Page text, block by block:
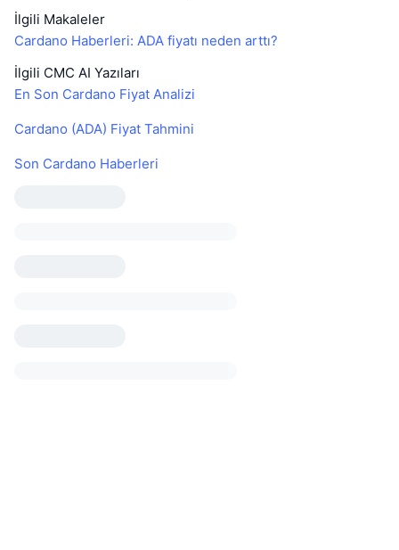
İlgili Makaleler
Cardano Haberleri: ADA fiyatı neden arttı?
İlgili CMC AI Yazıları
En Son Cardano Fiyat Analizi
Cardano (ADA) Fiyat Tahmini
Son Cardano Haberleri